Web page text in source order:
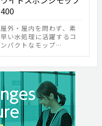
400
屋外・屋内を問わず、素
早い水処理に活躍するコ
ンパクトなモップ…